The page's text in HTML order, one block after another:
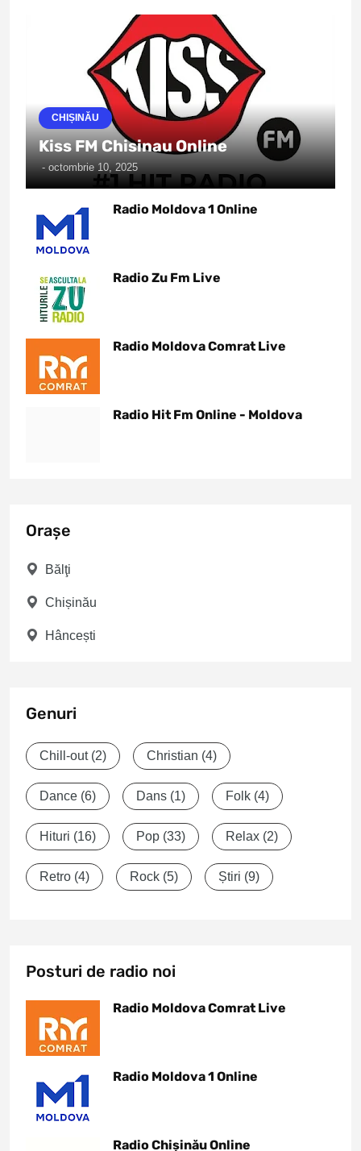
CHIȘINĂU
Kiss FM Chisinau Online
- octombrie 10, 2025
Radio Moldova 1 Online
Radio Zu Fm Live
Radio Moldova Comrat Live
Radio Hit Fm Online - Moldova
Orașe
Bălţi
Chișinău
Hâncești
Genuri
Chill-out (2) Christian (4)
Dance (6) Dans (1) Folk (4)
Hituri (16) Pop (33) Relax (2)
Retro (4) Rock (5) Știri (9)
Posturi de radio noi
Radio Moldova Comrat Live
Radio Moldova 1 Online
Radio Chișinău Online